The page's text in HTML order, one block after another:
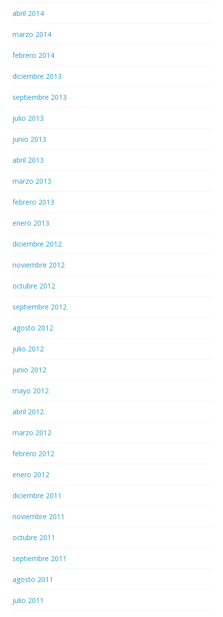
abril 2014
marzo 2014
febrero 2014
diciembre 2013
septiembre 2013
julio 2013
junio 2013
abril 2013
marzo 2013
febrero 2013
enero 2013
diciembre 2012
noviembre 2012
octubre 2012
septiembre 2012
agosto 2012
julio 2012
junio 2012
mayo 2012
abril 2012
marzo 2012
febrero 2012
enero 2012
diciembre 2011
noviembre 2011
octubre 2011
septiembre 2011
agosto 2011
julio 2011